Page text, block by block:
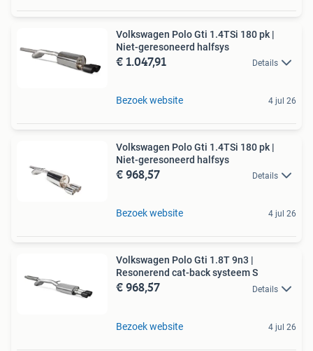
Volkswagen Polo Gti 1.4TSi 180 pk |
Niet-geresoneerd halfsys
€ 1.047,91 Details
Bezoek website 4 jul 26
Volkswagen Polo Gti 1.4TSi 180 pk |
Niet-geresoneerd halfsys
€ 968,57 Details
Bezoek website 4 jul 26
Volkswagen Polo Gti 1.8T 9n3 |
Resonerend cat-back systeem S
€ 968,57 Details
Bezoek website 4 jul 26